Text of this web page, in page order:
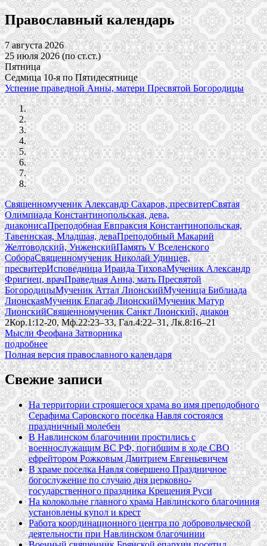
Православный календарь
7 августа 2026
25 июля 2026 (по ст.ст.)
Пятница
Седмица 10-я по Пятидесятнице
Успение праведной Анны, матери Пресвятой Богородицы
Священномученик Александр Сахаров, пресвитерСвятая
Олимпиада Константинопольская, дева,
диаконисаПреподобная Евпраксия Константинопольская,
Тавеннская, Младшая, деваПреподобный Макарий
Желтоводский, УнженскийПамять V Вселенского
СобораСвященномученик Николай Удинцев,
пресвитерИсповедница Ираида ТиховаМученик Александр
Фригиец, врачПраведная Анна, мать Пресвятой
БогородицыМученик Аттал ЛионскийМученица Библиада
ЛионскаяМученик Епагаф ЛионскийМученик Матур
ЛионскийСвященномученик Санкт Лионский, диакон
2Кор.1:12-20, Мф.22:23–33, Гал.4:22–31, Лк.8:16–21
Мысли Феофана Затворника
подробнее
Полная версия православного календаря
Свежие записи
На территории строящегося храма во имя преподобного
Серафима Саровского поселка Навля состоялся
праздничный молебен
В Навлинском благочинии простились с
военнослужащим ВС РФ, погибшим в ходе СВО
ефрейтором Рожковым Дмитрием Евгеньевичем
В храме поселка Навля совершено Праздничное
богослужение по случаю дня церковно-
государственного праздника Крещения Руси
На колокольне главного храма Навлинского благочиния
установлены купол и крест
Работа координационного центра по добровольческой
деятельности при Навлинском благочинии